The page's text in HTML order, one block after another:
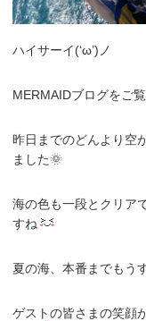
ハイサーイ(‘ω’)ノ
MERMAIDブログをご
昨日までのどんより空
ました🌞
海の色も一段とクリア
すね
夏の海、本番までもう
ゲストの皆さまの笑顔